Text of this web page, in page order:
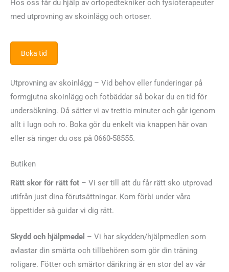
Hos oss får du hjälp av ortopedtekniker och fysioterapeuter
med utprovning av skoinlägg och ortoser.
Boka tid
Utprovning av skoinlägg – Vid behov eller funderingar på
formgjutna skoinlägg och fotbäddar så bokar du en tid för
undersökning. Då sätter vi av trettio minuter och går igenom
allt i lugn och ro. Boka gör du enkelt via knappen här ovan
eller så ringer du oss på 0660-58555.
Butiken
Rätt skor för rätt fot – Vi ser till att du får rätt sko utprovad
utifrån just dina förutsättningar. Kom förbi under våra
öppettider så guidar vi dig rätt.
Skydd och hjälpmedel – Vi har skydden/hjälpmedlen som
avlastar din smärta och tillbehören som gör din träning
roligare. Fötter och smärtor därikring är en stor del av vår